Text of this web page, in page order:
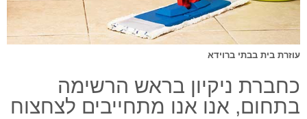
עוזרת בית בבתי ברוידא
כחברת ניקיון בראש הרשימה
בתחום, אנו אנו מתחייבים לצחצוח